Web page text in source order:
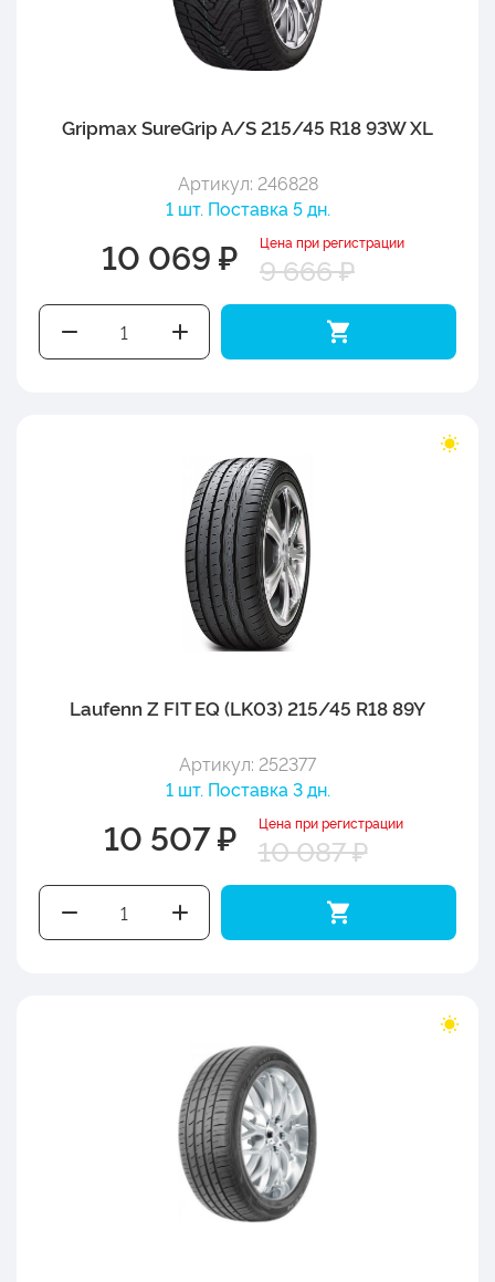
Gripmax SureGrip A/S 215/45 R18 93W XL
Артикул: 246828
1 шт. Поставка 5 дн.
10 069 ₽ Цена при регистрации
9 666 ₽
Laufenn Z FIT EQ (LK03) 215/45 R18 89Y
Артикул: 252377
1 шт. Поставка 3 дн.
10 507 ₽ Цена при регистрации
10 087 ₽